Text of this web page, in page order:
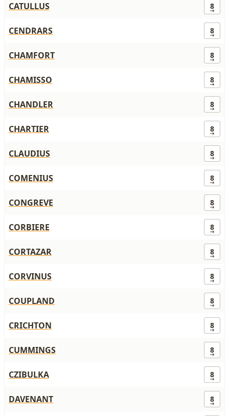
CATULLUS 8
CENDRARS 8
CHAMFORT 8
CHAMISSO 8
CHANDLER 8
CHARTIER 8
CLAUDIUS 8
COMENIUS 8
CONGREVE 8
CORBIERE 8
CORTAZAR 8
CORVINUS 8
COUPLAND 8
CRICHTON 8
CUMMINGS 8
CZIBULKA 8
DAVENANT 8